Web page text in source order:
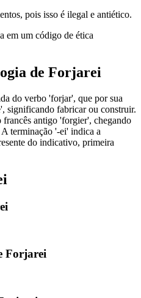
pois isso é ilegal e antiético.
em um código de ética
de Forjarei
do verbo 'forjar', que por sua
significando fabricar ou construir.
antigo 'forgier', chegando
terminação '-ei' indica a
do indicativo, primeira
Forjarei